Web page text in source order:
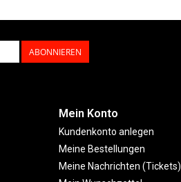
ABONNIEREN
Mein Konto
Kundenkonto anlegen
Meine Bestellungen
Meine Nachrichten (Tickets)